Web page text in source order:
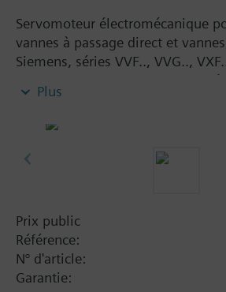
Servomoteur électromécanique
vannes à passage direct et
Siemens, séries VVF.., VVG..,
20 mm, en tant que vannes de
dans les installations de
Au choix, avec contact auxiliaire,
UL listed
Remarque
Servomoteurs 800 N pour
Plus
Prix public
Référence:
N° d'article:
Garantie: